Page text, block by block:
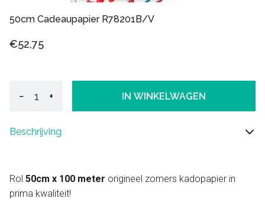
50cm Cadeaupapier R78201B/V
€52,75
− + IN WINKELWAGEN
Beschrijving
Rol 50cm x 100 meter origineel zomers kadopapier in
prima kwaliteit!